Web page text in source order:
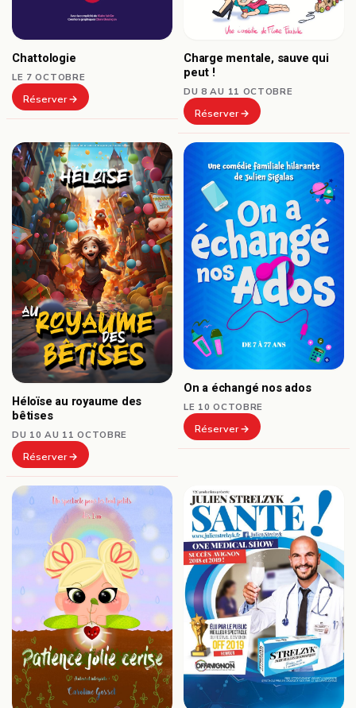
Chattologie
LE 7 OCTOBRE
Réserver
Charge mentale, sauve qui
peut !
DU 8 AU 11 OCTOBRE
Réserver
Héloïse au royaume des
bêtises
DU 10 AU 11 OCTOBRE
Réserver
On a échangé nos ados
LE 10 OCTOBRE
Réserver